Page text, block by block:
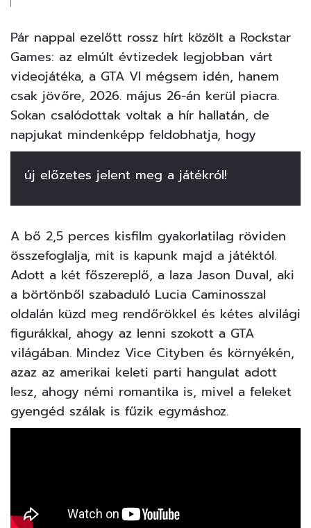
Pár nappal ezelőtt rossz hírt közölt a Rockstar
Games: az elmúlt évtizedek legjobban várt
videojátéka, a GTA VI mégsem idén, hanem
csak jövőre, 2026. május 26-án kerül piacra.
Sokan csalódottak voltak a hír hallatán, de
napjukat mindenképp feldobhatja, hogy
új előzetes jelent meg a játékról!
A bő 2,5 perces kisfilm gyakorlatilag röviden
összefoglalja, mit is kapunk majd a játéktól.
Adott a két főszereplő, a laza Jason Duval, aki
a börtönből szabaduló Lucia Caminosszal
oldalán küzd meg rendőrökkel és kétes alvilági
figurákkal, ahogy az lenni szokott a GTA
világában. Mindez Vice Cityben és környékén,
azaz az amerikai keleti parti hangulat adott
lesz, ahogy némi romantika is, mivel a feleket
gyengéd szálak is fűzik egymáshoz.